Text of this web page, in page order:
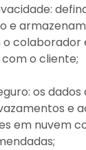
e
colaborador
o cliente;
os dados
e
em nuvem